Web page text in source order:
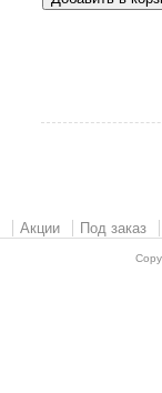
Акции Под заказ